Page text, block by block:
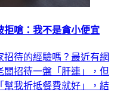
拒嗆：我不是貪小便宜
待的經驗嗎？最近有網
闆招待一盤「肝連」，但
幫我折抵餐費就好」，結